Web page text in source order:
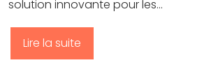
solution innovante pour les…
Lire la suite